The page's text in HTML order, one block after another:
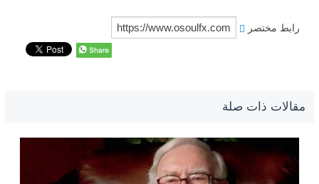
رابط مختصر
مقالات ذات صلة